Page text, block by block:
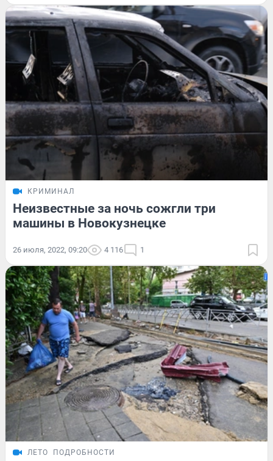
КРИМИНАЛ
Неизвестные за ночь сожгли три
машины в Новокузнецке
26 июля, 2022, 09:20 4 116 1
ЛЕТО ПОДРОБНОСТИ